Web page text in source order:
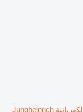
رافعة البليت الكهربائية Jungheinrich